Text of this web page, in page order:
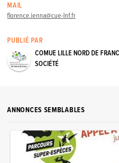
MAIL
florence.ienna@cue-lnf.fr
PUBLIÉ PAR
COMUE LILLE NORD DE
SOCIÉTÉ
ANNONCES SEMBLABLES